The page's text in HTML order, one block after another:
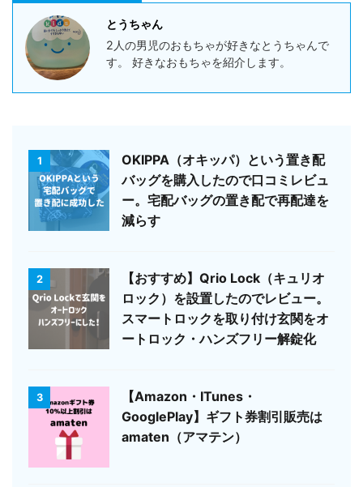
とうちゃん
2人の男児のおもちゃが好きなとうちゃんで
す。 好きなおもちゃを紹介します。
1
OKIPPA（オキッパ）という置き配
バッグを購入したので口コミレビュ
ー。宅配バッグの置き配で再配達を
減らす
2
【おすすめ】Qrio Lock（キュリオ
ロック）を設置したのでレビュー。
スマートロックを取り付け玄関をオ
ートロック・ハンズフリー解錠化
3
【Amazon・ITunes・
GooglePlay】ギフト券割引販売は
amaten（アマテン）